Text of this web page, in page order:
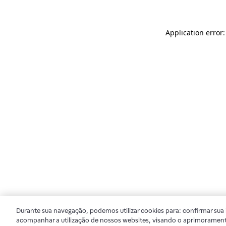
Application
Durante sua navegação, podemos utilizar cookies para: confirmar
acompanhar a utilização de nossos websites, visando o